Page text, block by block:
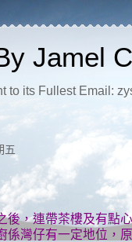
Jamel C
to its Fullest Email:
五
後，連帶茶樓及有點
係灣仔有一定地位，